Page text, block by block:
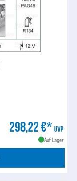
298,22 €* UVP
Auf Lager